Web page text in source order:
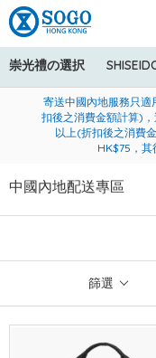
崇光禮の選択
美國運通Explorer®
購買一般貨品(冷
寄送中國內地服務只
扣後之消費金額計算)
以上(折扣後之消費
HK$75，其
中國內地配送專區
篩選